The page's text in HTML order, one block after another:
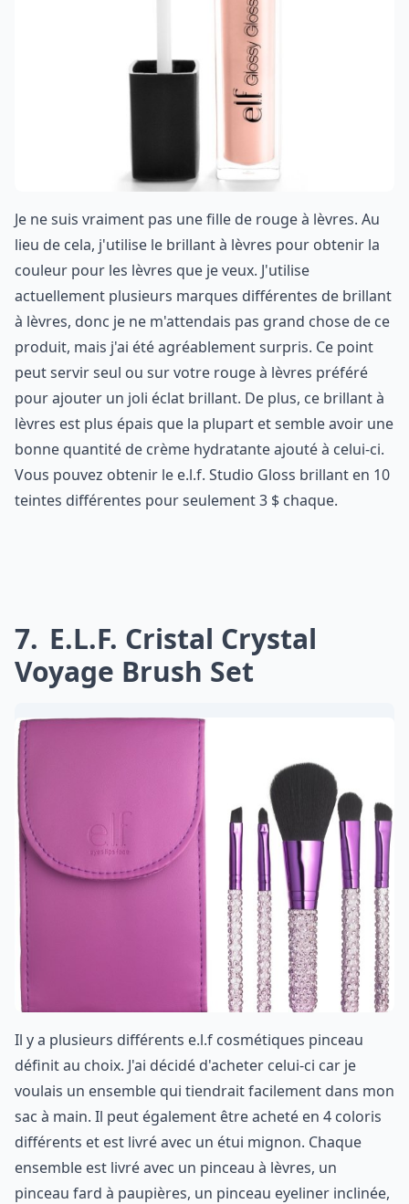
Je ne suis vraiment pas une fille de rouge à lèvres. Au
lieu de cela, j'utilise le brillant à lèvres pour obtenir la
couleur pour les lèvres que je veux. J'utilise
actuellement plusieurs marques différentes de brillant
à lèvres, donc je ne m'attendais pas grand chose de ce
produit, mais j'ai été agréablement surpris. Ce point
peut servir seul ou sur votre rouge à lèvres préféré
pour ajouter un joli éclat brillant. De plus, ce brillant à
lèvres est plus épais que la plupart et semble avoir une
bonne quantité de crème hydratante ajouté à celui-ci.
Vous pouvez obtenir le e.l.f. Studio Gloss brillant en 10
teintes différentes pour seulement 3 $ chaque.
7 E.l.f. Cristal Crystal
Voyage Brush Set
Il y a plusieurs différents e.l.f cosmétiques pinceau
définit au choix. J'ai décidé d'acheter celui-ci car je
voulais un ensemble qui tiendrait facilement dans mon
sac à main. Il peut également être acheté en 4 coloris
différents et est livré avec un étui mignon. Chaque
ensemble est livré avec un pinceau à lèvres, un
pinceau fard à paupières, un pinceau eyeliner inclinée,